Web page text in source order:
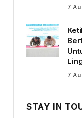
7
7
STAY IN